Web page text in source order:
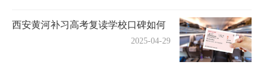
西安黄河补习高考复读学校口碑如何
2025-04-29